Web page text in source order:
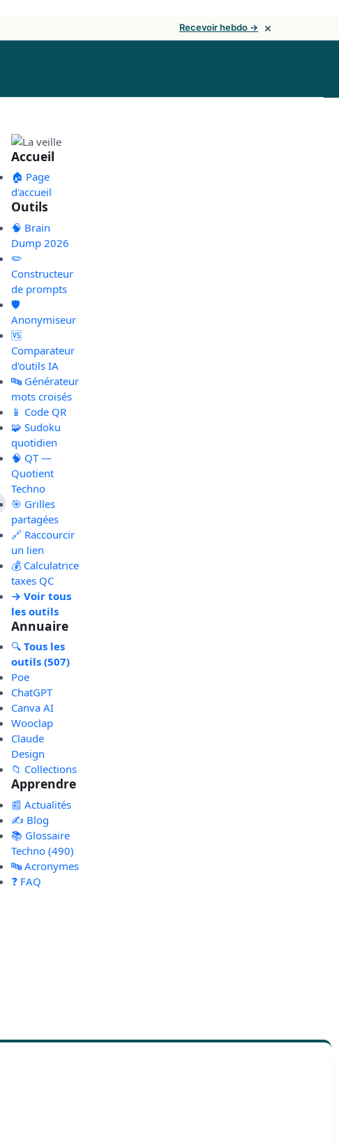
Recevoir hebdo → ×
Accueil
🏠 Page
d'accueil
Outils
🧠 Brain
Dump 2026
✏️
Constructeur
de prompts
🛡️
Anonymiseur
🆚
Comparateur
d'outils IA
🔤 Générateur
mots croisés
📱 Code QR
🧩 Sudoku
quotidien
🧠 QT —
Quotient
Techno
🎯 Grilles
partagées
🔗 Raccourcir
un lien
💰 Calculatrice
taxes QC
→ Voir tous
les outils
Annuaire
🔍Tous les
outils (507)
Poe
ChatGPT
Canva AI
Wooclap
Claude
Design
📁 Collections
Apprendre
📰 Actualités
✍️ Blog
📚 Glossaire
Techno (490)
🔤 Acronymes
❓ FAQ